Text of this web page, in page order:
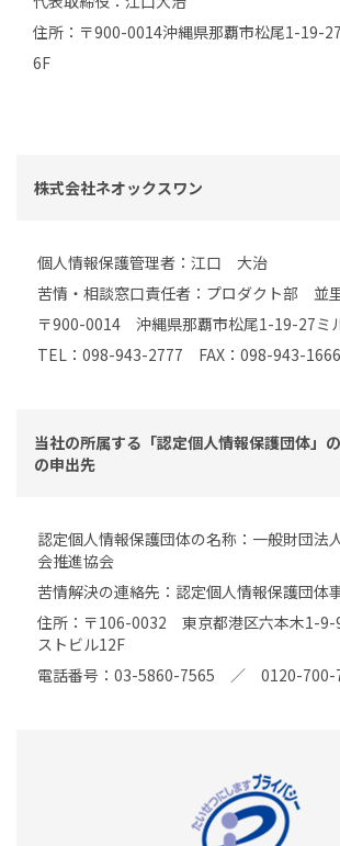
住所：〒900-0014沖縄県那覇市松尾1-19-
6F
株式会社ネオックスワン
個人情報保護管理者：江口 大治
苦情・相談窓口責任者：プロダクト部
〒900-0014 沖縄県那覇市松尾1-19-27ミ
TEL：098-943-2777 FAX：098-943-1666
当社の所属する「認定個人情報保護団体」
の申出先
認定個人情報保護団体の名称：一般財団法
会推進協会
苦情解決の連絡先：認定個人情報保護団体
住所：〒106-0032 東京都港区六本木1-
ストビル12F
電話番号：03-5860-7565 ／ 0120-700-